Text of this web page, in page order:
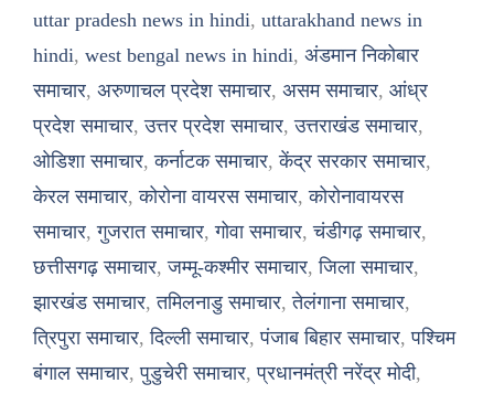
uttar pradesh news in hindi, uttarakhand news in
hindi, west bengal news in hindi, अंडमान निकोबार
समाचार, अरुणाचल प्रदेश समाचार, असम समाचार, आंध्र
प्रदेश समाचार,उत्तर प्रदेश समाचार,उत्तराखंड समाचार,
ओडिशा समाचार,कर्नाटक समाचार,केंद्र सरकार समाचार,
केरल समाचार,कोरोना वायरस समाचार,कोरोनावायरस
समाचार,गुजरात समाचार,गोवा समाचार,चंडीगढ़ समाचार,
छत्तीसगढ़ समाचार,जम्मू-कश्मीर समाचार,जिला समाचार,
झारखंड समाचार,तमिलनाडु समाचार,तेलंगाना समाचार,
त्रिपुरा समाचार,दिल्ली समाचार,पंजाब बिहार समाचार,पश्चिम
बंगाल समाचार,पुडुचेरी समाचार,प्रधानमंत्री नरेंद्र मोदी,